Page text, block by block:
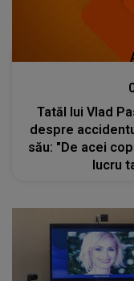
Tatăl lui Vlad
despre
său: "De acei
lucru